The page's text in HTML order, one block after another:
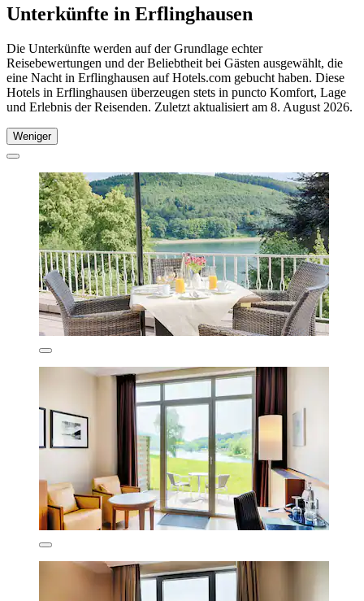
Unterkünfte in Erflinghausen
Die Unterkünfte werden auf der Grundlage echter
Reisebewertungen und der Beliebtheit bei Gästen ausgewählt, die
eine Nacht in Erflinghausen auf Hotels.com gebucht haben. Diese
Hotels in Erflinghausen überzeugen stets in puncto Komfort, Lage
und Erlebnis der Reisenden. Zuletzt aktualisiert am 8. August 2026.
Weniger